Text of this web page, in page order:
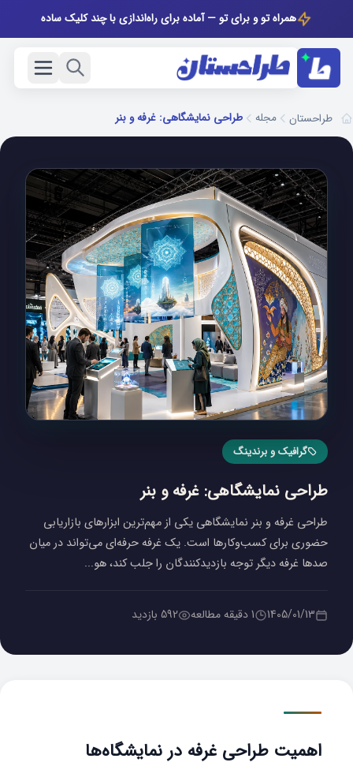
همراه تو و برای تو — آماده برای راه‌اندازی با چند کلیک ساده
طراحستان مجله طراحی نمایشگاهی: غرفه و بنر
گرافیک و برندینگ
طراحی نمایشگاهی: غرفه و بنر
طراحی غرفه و بنر نمایشگاهی یکی از مهم‌ترین ابزارهای بازاریابی
حضوری برای کسب‌وکارها است. یک غرفه حرفه‌ای می‌تواند در میان
صدها غرفه دیگر توجه بازدیدکنندگان را جلب کند، هو...
1405/01/13 1 دقیقه مطالعه 592 بازدید
اهمیت طراحی غرفه در نمایشگاه‌ها